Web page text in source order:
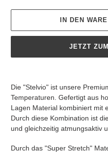
IN DEN
JETZT
Warenkorb
hinzugefügt
Die "Stelvio" ist unsere
Temperaturen. Gefertigt aus
Lagen Material kombiniert mit
Durch diese Kombination ist
und gleichzeitig atmungsaktiv
Durch das "Super Stretch"